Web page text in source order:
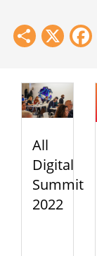
EinesShare
X
All
Digital
Summit
2022